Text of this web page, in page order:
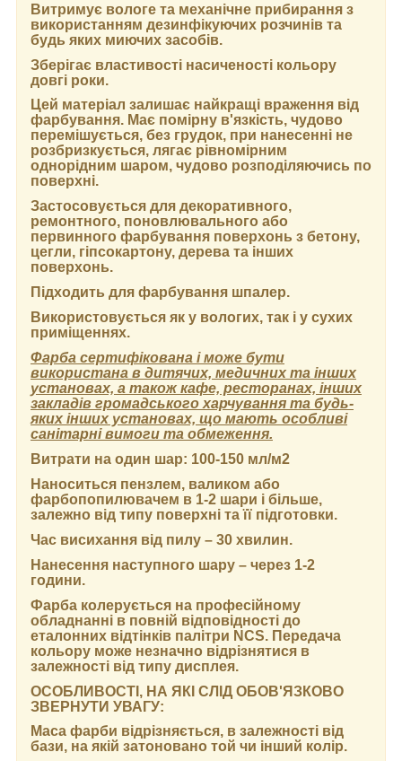
Витримує вологе та механічне прибирання з
використанням дезинфікуючих розчинів та
будь яких миючих засобів.
Зберігає властивості насиченості кольору
довгі роки.
Цей матеріал залишає найкращі враження від
фарбування. Має помірну в'язкість, чудово
перемішується, без грудок, при нанесенні не
розбризкується, лягає рівномірним
однорідним шаром, чудово розподіляючись по
поверхні.
Застосовується для декоративного,
ремонтного, поновлювального або
первинного фарбування поверхонь з бетону,
цегли, гіпсокартону, дерева та інших
поверхонь.
Підходить для фарбування шпалер.
Використовується як у вологих, так і у сухих
приміщеннях.
Фарба сертифікована і може бути
використана в дитячих, медичних та інших
установах, а також кафе, ресторанах, інших
закладів громадського харчування та будь-
яких інших установах, що мають особливі
санітарні вимоги та обмеження.
Витрати на один шар: 100-150 мл/м2
Наноситься пензлем, валиком або
фарбопопилювачем в 1-2 шари і більше,
залежно від типу поверхні та її підготовки.
Час висихання від пилу – 30 хвилин.
Нанесення наступного шару – через 1-2
години.
Фарба колерується на професійному
обладнанні в повній відповідності до
еталонних відтінків палітри NCS. Передача
кольору може незначно відрізнятися в
залежності від типу дисплея.
ОСОБЛИВОСТІ, НА ЯКІ СЛІД ОБОВ'ЯЗКОВО
ЗВЕРНУТИ УВАГУ:
Маса фарби відрізняється, в залежності від
бази, на якій затоновано той чи інший колір.